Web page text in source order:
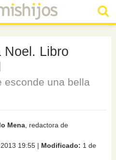
Noel. Libro
esconde una bella
Mena , redactora de
19:55 | Modificado: 1 de